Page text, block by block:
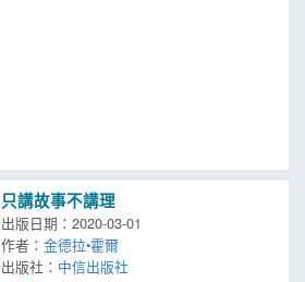
只講故事不講理
出版日期：2020-03-01
作者：金德拉•霍爾
出版社： 中信出版社